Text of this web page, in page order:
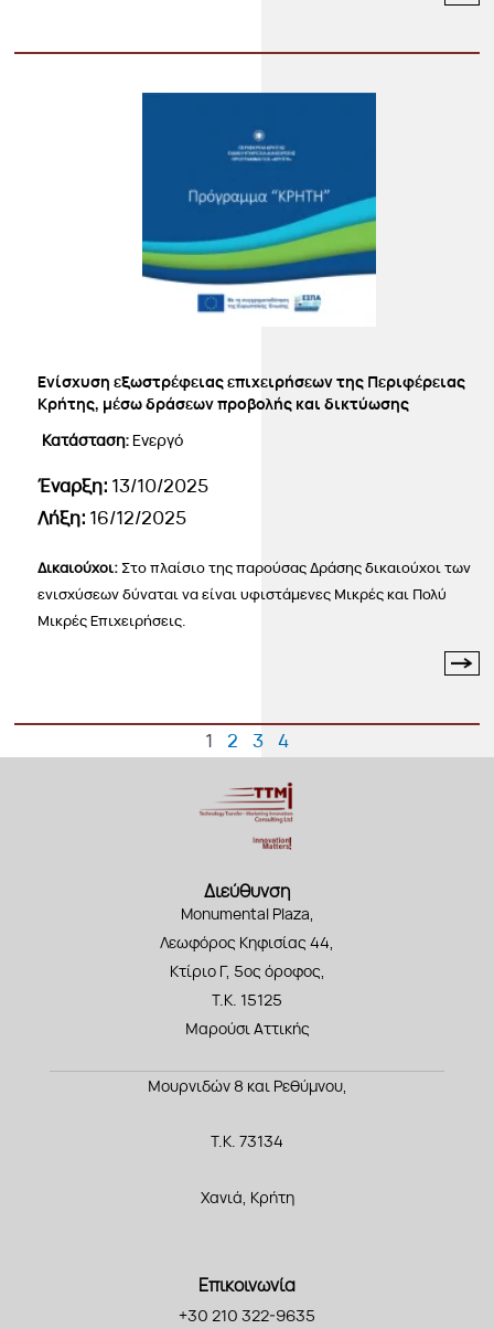
Ενίσχυση εξωστρέφειας επιχειρήσεων της Περιφέρειας
Κρήτης, μέσω δράσεων προβολής και δικτύωσης
Κατάσταση: Ενεργό
Έναρξη: 13/10/2025
Λήξη: 16/12/2025
Δικαιούχοι:Στο πλαίσιο της παρούσας Δράσης δικαιούχοι των
ενισχύσεων δύναται να είναι υφιστάμενες Μικρές και Πολύ
Μικρές Επιχειρήσεις.
1 2 3 4
Διεύθυνση
Monumental Plaza,
Λεωφόρος Κηφισίας 44,
Κτίριο Γ, 5ος όροφος,
Τ.Κ. 15125
Μαρούσι Αττικής
Μουρνιδών 8 και Ρεθύμνου,
Τ.Κ. 73134
Χανιά, Κρήτη
Επικοινωνία
+30 210 322-9635